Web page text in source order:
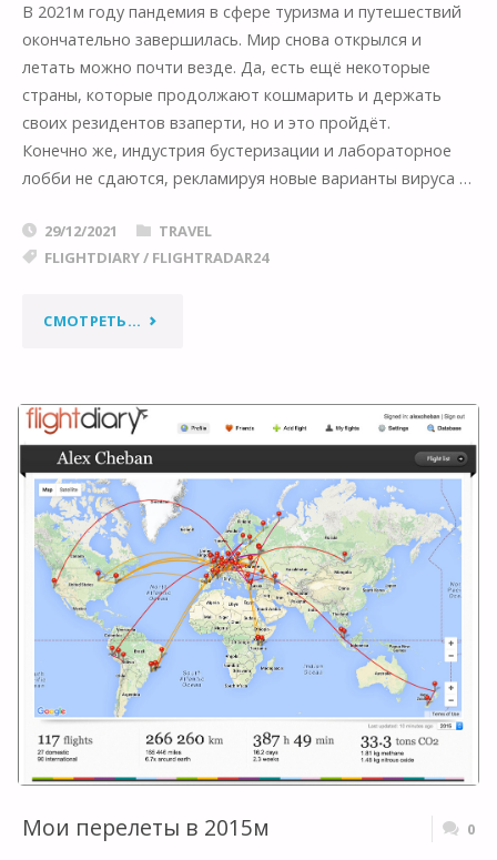
В 2021м году пандемия в сфере туризма и путешествий
окончательно завершилась. Мир снова открылся и
летать можно почти везде. Да, есть ещё некоторые
страны, которые продолжают кошмарить и держать
своих резидентов взаперти, но и это пройдёт. ⠀
Конечно же, индустрия бустеризации и лабораторное
лобби не сдаются, рекламируя новые варианты вируса …
29/12/2021
TRAVEL
FLIGHTDIARY/ FLIGHTRADAR24
СМОТРЕТЬ... "64
В
2021М:
КАК
ПУТЕШЕСТВОВАТЬ
СЕЙЧАС?"
Мои перелеты в 2015м 0